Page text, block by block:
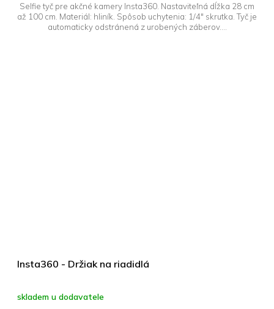
Selfie tyč pre akčné kamery Insta360. Nastaviteľná dĺžka 28 cm
až 100 cm. Materiál: hliník. Spôsob uchytenia: 1/4" skrutka. Tyč je
automaticky odstránená z urobených záberov....
Insta360 - Držiak na riadidlá
skladem u dodavatele